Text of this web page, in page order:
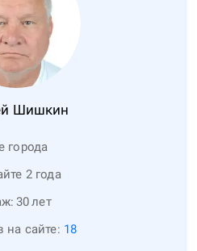
Шишкин
города
2 года
30лет
на сайте: 18